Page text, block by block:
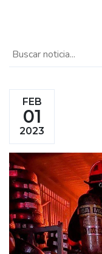
FEB
01
2023